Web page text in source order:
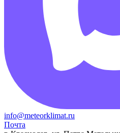
info@meteorklimat.ru
Почта